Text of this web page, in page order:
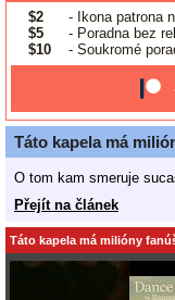
$2
- Ikona patrona
$5
- Poradna bez
$10
- Soukromé
Táto kapela má
O tom kam smeruje
Přejít na článek
Táto kapela má milióny